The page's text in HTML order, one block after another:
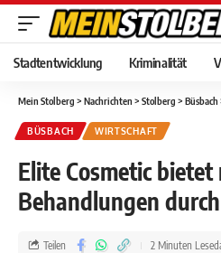
Stadtentwicklung Kriminalität
Mein Stolberg > Nachrichten > Stolberg > Büsbach
BÜSBACH WIRTSCHAFT
Elite Cosmetic bietet
Behandlungen
Teilen 2 Minuten